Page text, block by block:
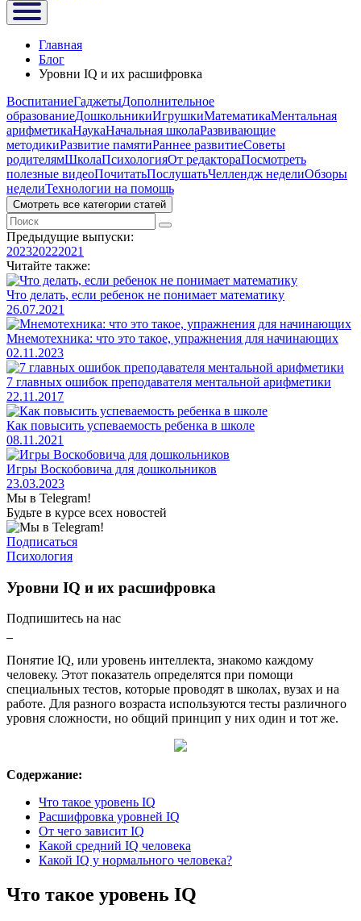
Главная
Блог
Уровни IQ и их расшифровка
ВоспитаниеГаджетыДополнительное
образованиеДошкольникиИгрушкиМатематикаМентальная
арифметикаНаукаНачальная школаРазвивающие
методикиРазвитие памятиРаннее развитиеСоветы
родителямШколаПсихологияОт редактораПосмотреть
полезные видеоПочитатьПослушатьЧеллендж неделиОбзоры
неделиТехнологии на помощь
Смотреть все категории статей
Предыдущие выпуски:
202320222021
Читайте также:
Что делать, если ребенок не понимает математику
26.07.2021
Мнемотехника: что это такое, упражнения для начинающих
02.11.2023
7 главных ошибок преподавателя ментальной арифметики
22.11.2017
Как повысить успеваемость ребенка в школе
08.11.2021
Игры Воскобовича для дошкольников
23.03.2023
Мы в Telegram!
Будьте в курсе всех новостей
Подписаться
Психология
Уровни IQ и их расшифровка
Подпишитесь на нас
Понятие IQ, или уровень интеллекта, знакомо каждому
человеку. Этот показатель определятся при помощи
специальных тестов, которые проводят в школах, вузах и на
работе. Для разного возраста используются тесты различного
уровня сложности, но общий принцип у них один и тот же.
Содержание:
Что такое уровень IQ
Расшифровка уровней IQ
От чего зависит IQ
Какой средний IQ человека
Какой IQ у нормального человека?
Что такое уровень IQ